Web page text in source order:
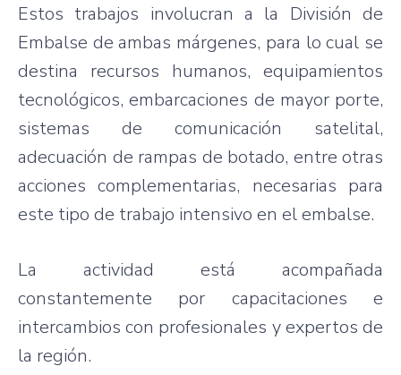
Estos trabajos involucran a la División de
Embalse de ambas márgenes, para lo cual se
destina recursos humanos, equipamientos
tecnológicos, embarcaciones de mayor porte,
sistemas de comunicación satelital,
adecuación de rampas de botado, entre otras
acciones complementarias, necesarias para
este tipo de trabajo intensivo en el embalse.
La actividad está acompañada
constantemente por capacitaciones e
intercambios con profesionales y expertos de
la región.